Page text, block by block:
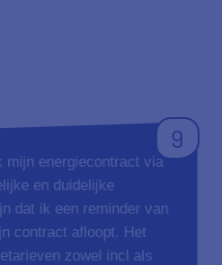
9
mijn energiecontract via
en duidelijke
dat ik een reminder van
contract afloopt. Het
zowel incl als